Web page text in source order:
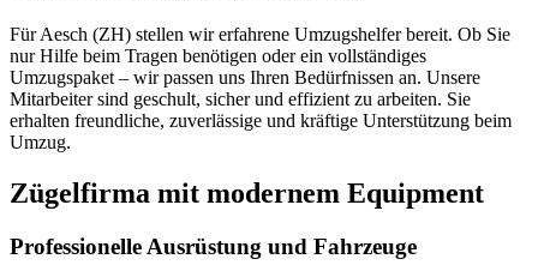
Für Aesch (ZH) stellen wir erfahrene Umzugshelfer bereit. Ob Sie
nur Hilfe beim Tragen benötigen oder ein vollständiges
Umzugspaket – wir passen uns Ihren Bedürfnissen an. Unsere
Mitarbeiter sind geschult, sicher und effizient zu arbeiten. Sie
erhalten freundliche, zuverlässige und kräftige Unterstützung beim
Umzug.
Zügelfirma mit modernem Equipment
Professionelle Ausrüstung und Fahrzeuge